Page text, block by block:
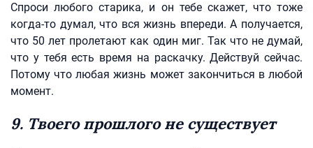
Спроси любого старика, и он тебе скажет, что тоже
когда-то думал, что вся жизнь впереди. А получается,
что 50 лет пролетают как один миг. Так что не думай,
что у тебя есть время на раскачку. Действуй сейчас.
Потому что любая жизнь может закончиться в любой
момент.
9. Твоего прошлого не существует